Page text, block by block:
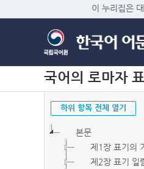
이 누리집은
국어의 로마자
하위 항목 전체 열기
본문
제1장 표기의
제2장 표기 일